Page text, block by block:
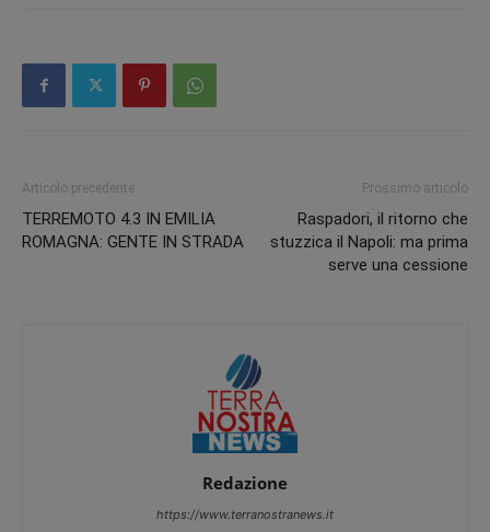
Articolo precedente
TERREMOTO 4.3 IN EMILIA
ROMAGNA: GENTE IN STRADA
Prossimo articolo
Raspadori, il ritorno che
stuzzica il Napoli: ma prima
serve una cessione
Redazione
https://www.terranostranews.it